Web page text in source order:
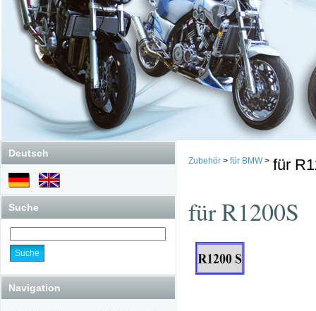
Deutsch
Suche
Navigation
Zubehör > für BMW> für
für R1200S